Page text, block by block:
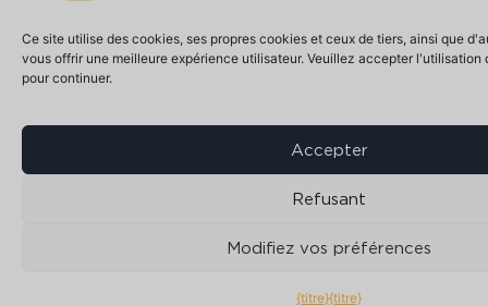
Ce site utilise des cookies, ses propres cookies et ceux de tiers, ainsi que
vous offrir une meilleure expérience utilisateur. Veuillez accepter l'utilisation
pour continuer.
Accepter
Refusant
Modifiez vos préférences
{titre}{titre}